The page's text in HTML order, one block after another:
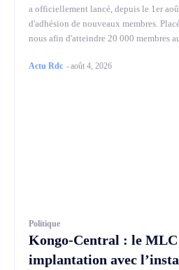
a officiellement lancé, depuis le 1er
d'adhésion de nouveaux membres.
nous afin d'atteindre 20 000 membres au
Actu Rdc -août 4, 2026
Politique
Kongo-Central : le
implantation avec